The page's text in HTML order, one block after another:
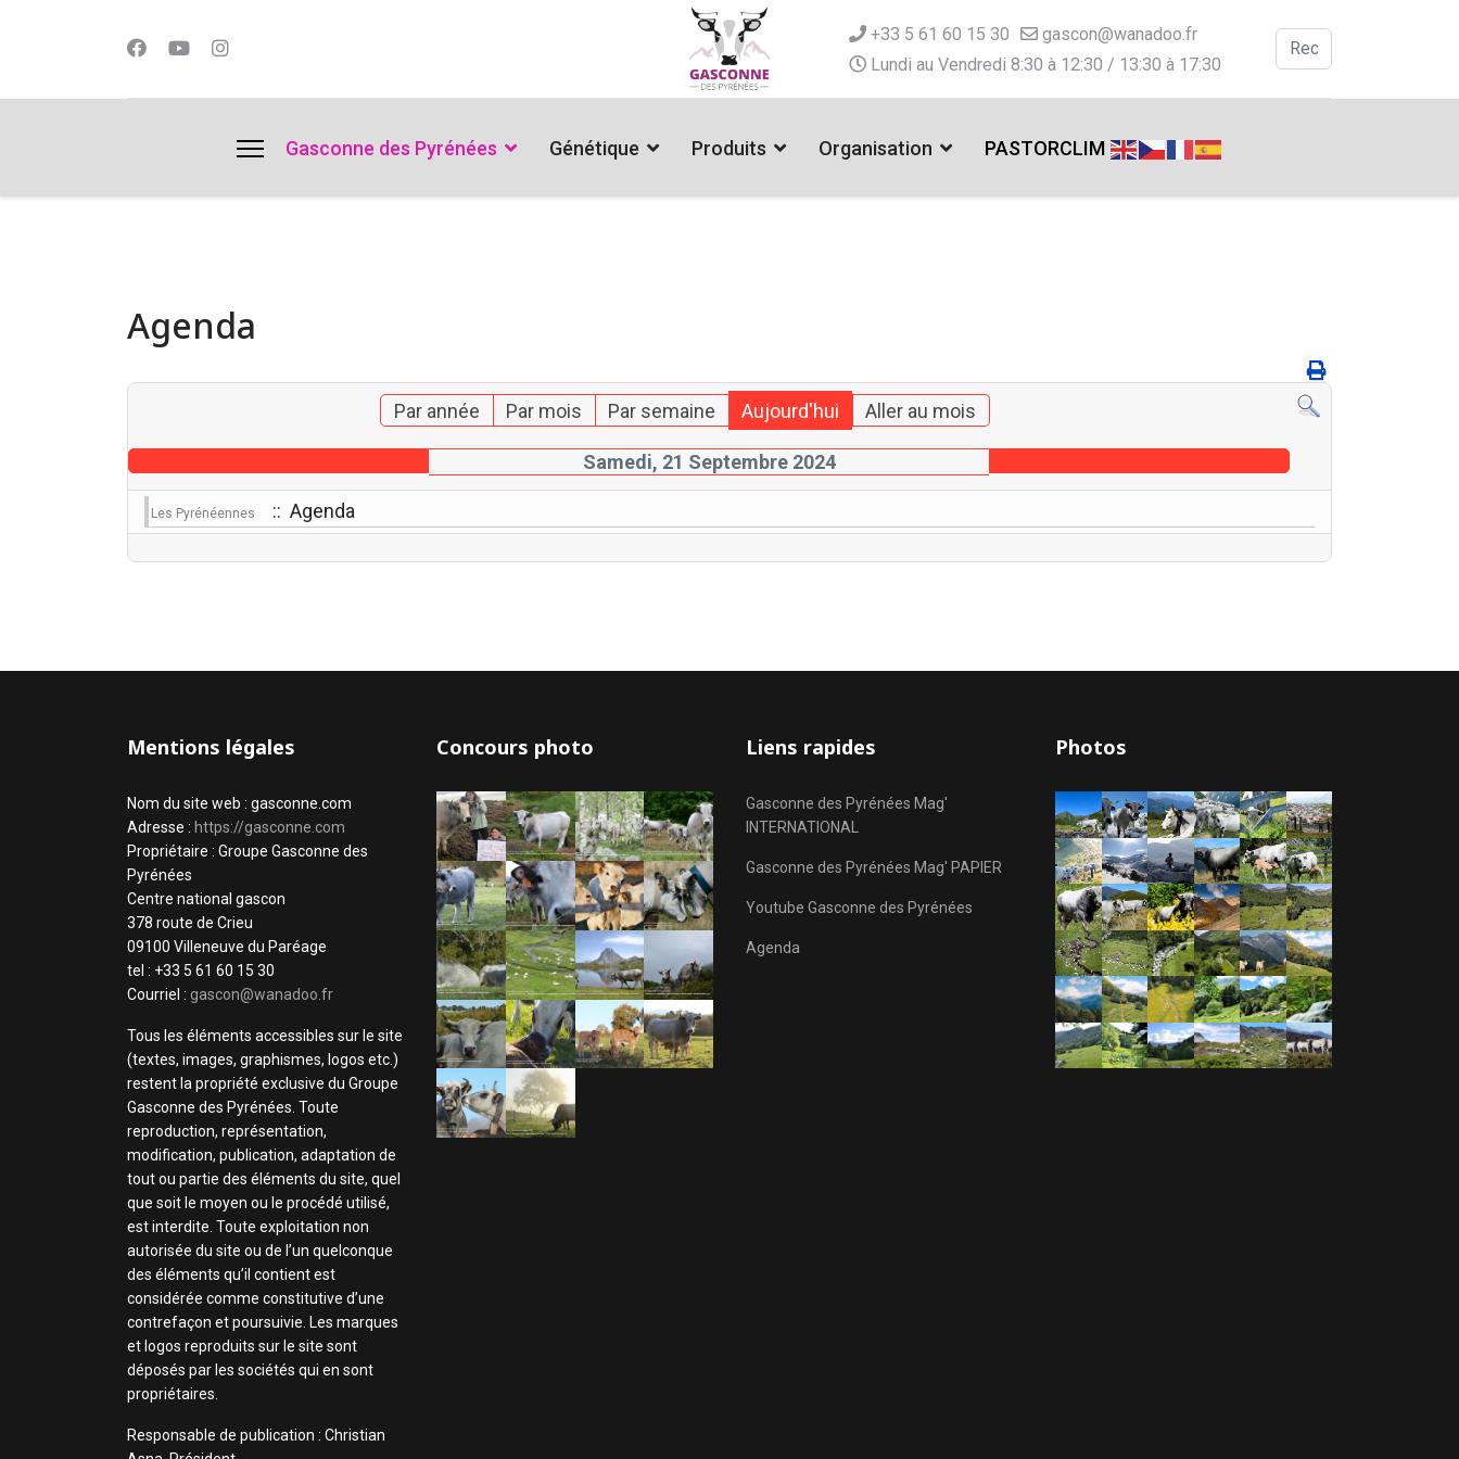
+33 5 61 60 15 30
gascon@wanadoo.fr
Lundi au Vendredi 8:30 à 12:30 / 13:30 à 17:30
Valider
Gasconne des Pyrénées Génétique Produits Organisation PASTORCLIM
Agenda
Par année Par mois Par semaine Aujourd'hui Aller au mois
Samedi, 21 Septembre 2024
Les Pyrénéennes :: Agenda
Mentions légales
Nom du site web : gasconne.com
Adresse : https://gasconne.com
Propriétaire : Groupe Gasconne des
Pyrénées
Centre national gascon
378 route de Crieu
09100 Villeneuve du Paréage
tel : +33 5 61 60 15 30
Courriel : gascon@wanadoo.fr
Tous les éléments accessibles sur le site
(textes, images, graphismes, logos etc.)
restent la propriété exclusive du Groupe
Gasconne des Pyrénées. Toute
reproduction, représentation,
modification, publication, adaptation de
tout ou partie des éléments du site, quel
que soit le moyen ou le procédé utilisé,
est interdite. Toute exploitation non
autorisée du site ou de l’un quelconque
des éléments qu’il contient est
considérée comme constitutive d’une
contrefaçon et poursuivie. Les marques
et logos reproduits sur le site sont
déposés par les sociétés qui en sont
propriétaires.
Responsable de publication : Christian
Concours photo Liens rapides
Gasconne des Pyrénées Mag'
INTERNATIONAL
Gasconne des Pyrénées Mag' PAPIER
Youtube Gasconne des Pyrénées
Agenda
Photos